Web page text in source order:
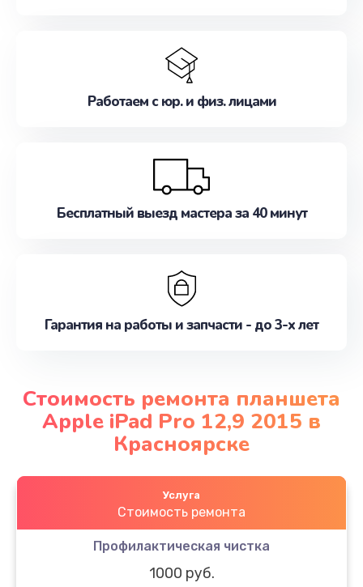
Работаем с юр. и физ. лицами
Бесплатный выезд мастера за 40 минут
Гарантия на работы и запчасти - до 3-х лет
Стоимость ремонта планшета
Apple iPad Pro 12,9 2015 в
Красноярске
Услуга
Стоимость ремонта
Профилактическая чистка
1000 руб.